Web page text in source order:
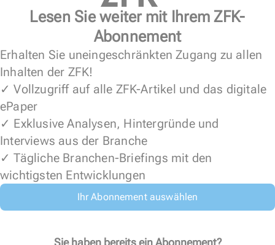
Lesen Sie weiter mit Ihrem ZFK-
Abonnement
Erhalten Sie uneingeschränkten Zugang zu allen
Inhalten der ZFK!
✓ Vollzugriff auf alle ZFK-Artikel und das digitale
ePaper
✓ Exklusive Analysen, Hintergründe und
Interviews aus der Branche
✓ Tägliche Branchen-Briefings mit den
wichtigsten Entwicklungen
Ihr Abonnement auswählen